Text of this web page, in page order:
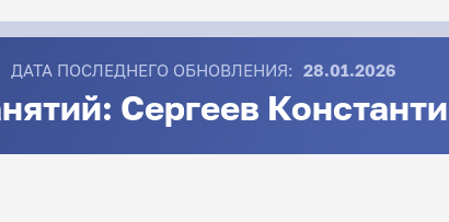
ДАТА ПОСЛЕДНЕГО ОБНОВЛЕНИЯ: 28.01.2026
Сергеев